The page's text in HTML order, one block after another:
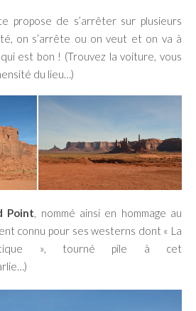
propose de s’arrêter sur plusieurs
on s’arrête ou on veut et on va à
est bon ! (Trouvez la voiture, vous
du lieu…)
Point, nommé ainsi en hommage au
connu pour ses westerns dont « La
», tourné pile à cet